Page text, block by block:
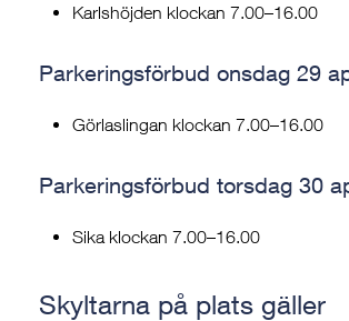
Karlshöjden klockan 7.00–16.00
Parkeringsförbud onsdag 29
Görlaslingan klockan 7.00–16.00
Parkeringsförbud torsdag 30
Sika klockan 7.00–16.00
Skyltarna på plats gäller